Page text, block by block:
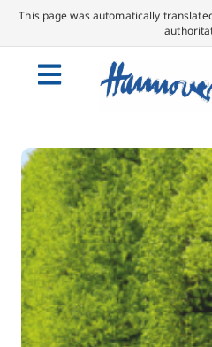
This page was automatically